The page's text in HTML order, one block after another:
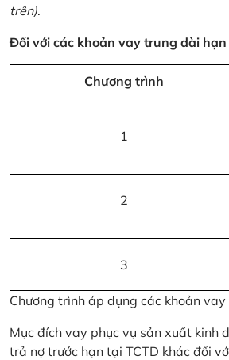
trên).
Đối với các khoản vay trung dài hạn
Chương trình
1
2
3
Chương trình áp dụng các khoản
Mục đích vay phục vụ sản xuất kinh
trả nợ trước hạn tại TCTD khác đối